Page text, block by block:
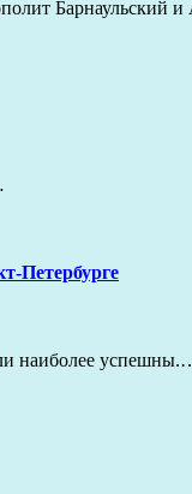
Барнаульский
Петербурге
наиболее